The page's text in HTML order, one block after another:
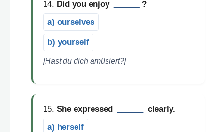
14. Did you enjoy
?
a) ourselves
b) yourself
[Hast du dich amüsiert?]
15. She expressed
clearly.
a) herself